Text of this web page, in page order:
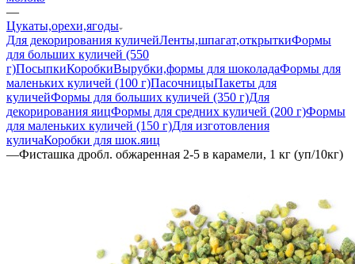
—
Цукаты,орехи,ягоды
Для декорирования куличейЛенты,шпагат,открыткиФормы
для больших куличей (550
г)ПосыпкиКоробкиВырубки,формы для шоколадаФормы для
маленьких куличей (100 г)ПасочницыПакеты для
куличейФормы для больших куличей (350 г)Для
декорирования яицФормы для средних куличей (200 г)Формы
для маленьких куличей (150 г)Для изготовления
куличаКоробки для шок.яиц
—Фисташка дробл. обжаренная 2-5 в карамели, 1 кг (уп/10кг)